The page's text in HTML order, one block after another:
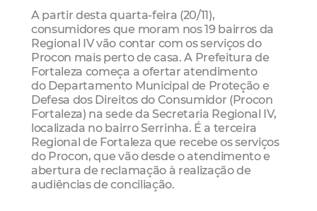
A partir desta quarta-feira (20/11),
consumidores que moram nos 19 bairros da
Regional IV vão contar com os serviços do
Procon mais perto de casa. A Prefeitura de
Fortaleza começa a ofertar atendimento
do Departamento Municipal de Proteção e
Defesa dos Direitos do Consumidor (Procon
Fortaleza) na sede da Secretaria Regional IV,
localizada no bairro Serrinha. É a terceira
Regional de Fortaleza que recebe os serviços
do Procon, que vão desde o atendimento e
abertura de reclamação à realização de
audiências de conciliação.